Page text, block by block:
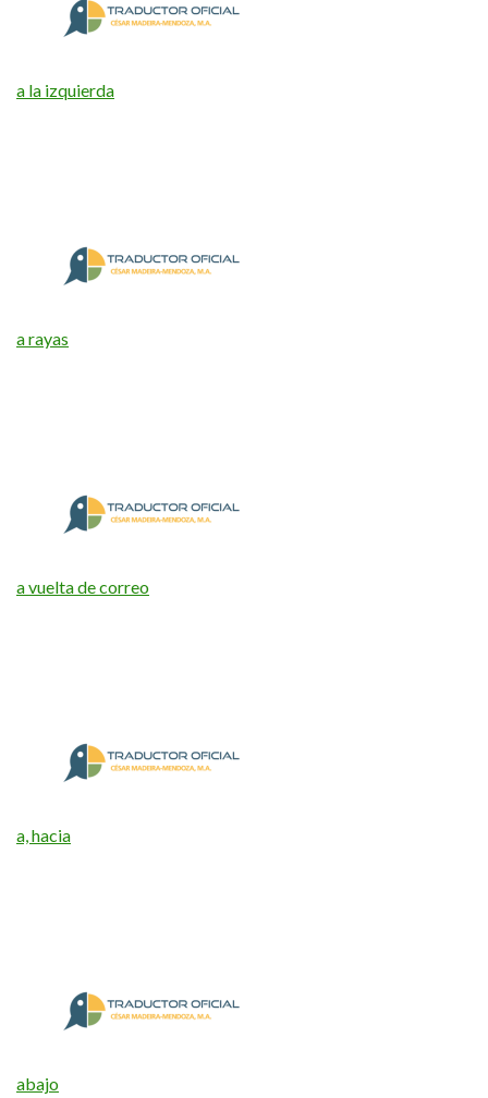
a la izquierda
a rayas
a vuelta de correo
a, hacia
abajo